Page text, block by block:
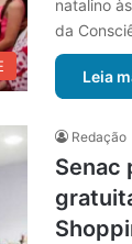
natalino
da
Leia
Redação
Senac